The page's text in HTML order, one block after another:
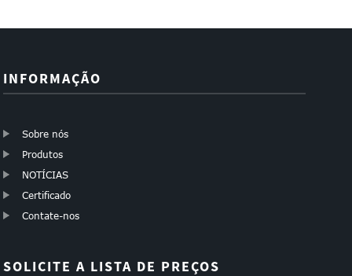
INFORMAÇÃO
Sobre nós
Produtos
NOTÍCIAS
Certificado
Contate-nos
SOLICITE A LISTA DE PREÇOS